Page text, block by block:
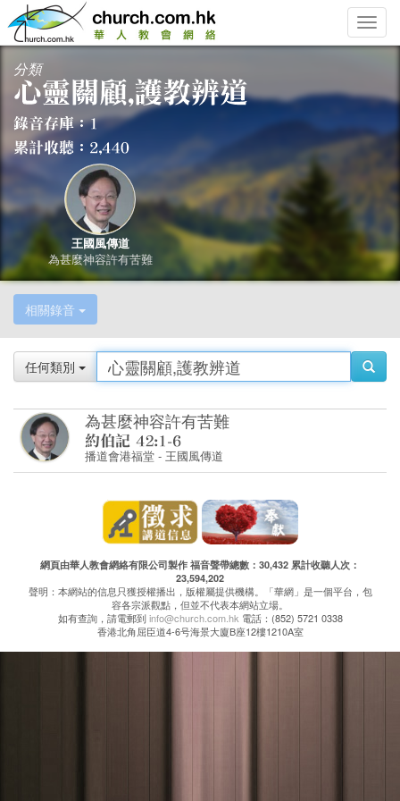
Toggle
分類
王國風傳道
為甚麼神容許有苦難
相關錄音
任何類別
為甚麼神容許有苦難
播道會港福堂 - 王國風傳道
網頁由華人教會網絡有限公司製作 福音聲帶總數：30,432 累計收聽人次：
23,594,202
聲明：本網站的信息只獲授權播出，版權屬提供機構。「華網」是一個平台，包
容各宗派觀點，但並不代表本網站立場。
如有查詢，請電郵到info@church.com.hk 電話：(852) 5721 0338
香港北角屈臣道4-6号海景大廈B座12樓1210A室